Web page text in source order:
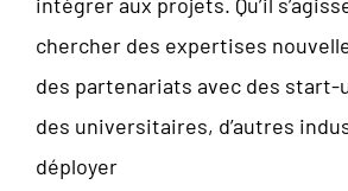
chercher des expertises
des partenariats avec des start-
des universitaires, d’autres
déployer